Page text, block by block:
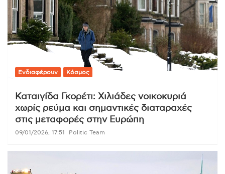
Ενδιαφέρουν Κόσμος
Καταιγίδα Γκορέτι: Χιλιάδες νοικοκυριά
χωρίς ρεύμα και σημαντικές διαταραχές
στις μεταφορές στην Ευρώπη
09/01/2026, 17:51 Politic Team